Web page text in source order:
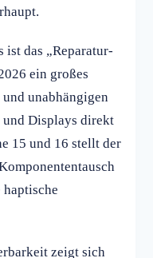
ist das „Reparatur-
ein großes
unabhängigen
Displays direkt
15 und 16 stellt der
zeigt sich